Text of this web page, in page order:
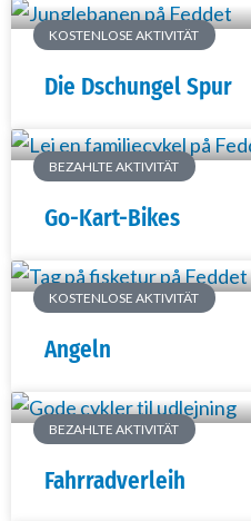
KOSTENLOSE AKTIVITÄT
Die Dschungel Spur
BEZAHLTE AKTIVITÄT
Go-Kart-Bikes
KOSTENLOSE AKTIVITÄT
Angeln
BEZAHLTE AKTIVITÄT
Fahrradverleih